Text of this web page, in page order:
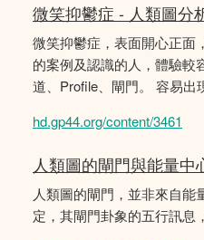
微笑抑鬱症 - 人類圖分
微笑抑鬱症，表面開心正面
的案例及認識的人，體驗較
道、Profile、閘門。 容易出
hd.gp44.org/content/3461
人類圖的閘門與能量中
人類圖的閘門，並非來自
定，其閘門卦象的五行訊息